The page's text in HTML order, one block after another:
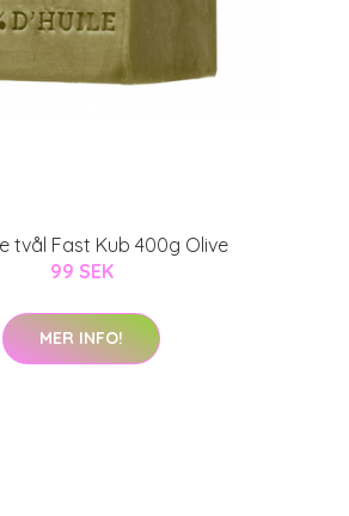
tvål Fast Kub 400g Olive
99 SEK
MER INFO!